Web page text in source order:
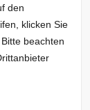
den
klicken Sie
beachten